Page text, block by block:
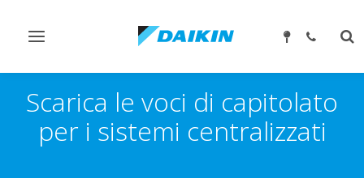
Attiva/disattiva
Scarica le voci di capitolato
per i sistemi centralizzati